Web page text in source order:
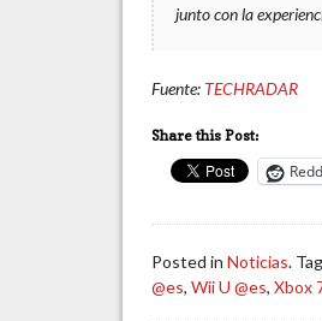
junto con la
Fuente: TECHRADAR
Share this Post:
Posted inNoticias.
@es,Wii U @es,Xbox